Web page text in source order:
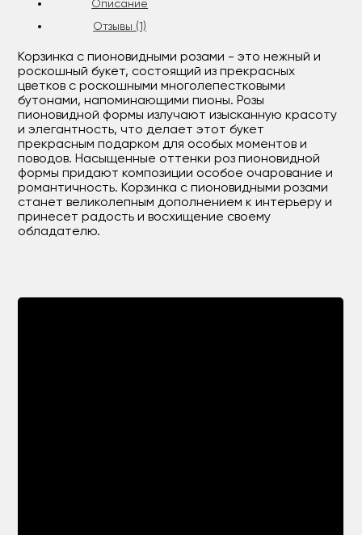
Описание
Отзывы (1)
Корзинка с пионовидными розами - это нежный и
роскошный букет, состоящий из прекрасных
цветков с роскошными многолепестковыми
бутонами, напоминающими пионы. Розы
пионовидной формы излучают изысканную красоту
и элегантность, что делает этот букет
прекрасным подарком для особых моментов и
поводов. Насыщенные оттенки роз пионовидной
формы придают композиции особое очарование и
романтичность. Корзинка с пионовидными розами
станет великолепным дополнением к интерьеру и
принесет радость и восхищение своему
обладателю.